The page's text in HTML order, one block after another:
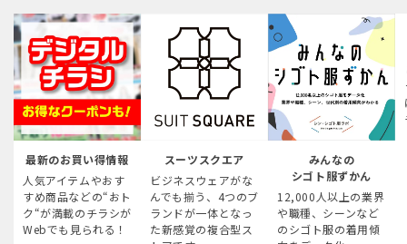
最新のお買い得情報
人気アイテムやおす
すめ商品などの“おト
ク“が満載のチラシが
Webでも見られる！
スーツスクエア
ビジネスウェアがな
んでも揃う、4つのブ
ランドが一体となっ
た新感覚の複合型ス
みんなの
シゴト服ずかん
12,000人以上の業界
や職種、シーンなど
のシゴト服の着用傾